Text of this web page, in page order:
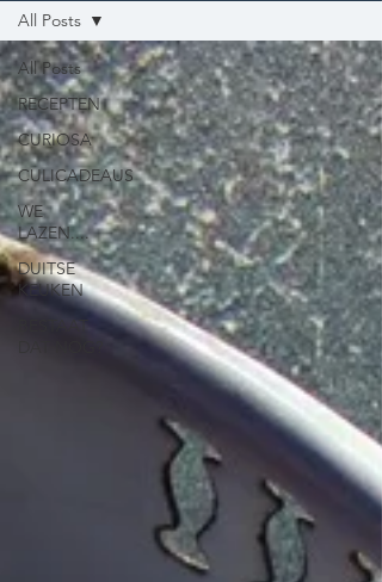
All Posts
RECEPTEN
CURIOSA
CULICADEAUS
WE
LAZEN....
DUITSE
KEUKEN
All Posts